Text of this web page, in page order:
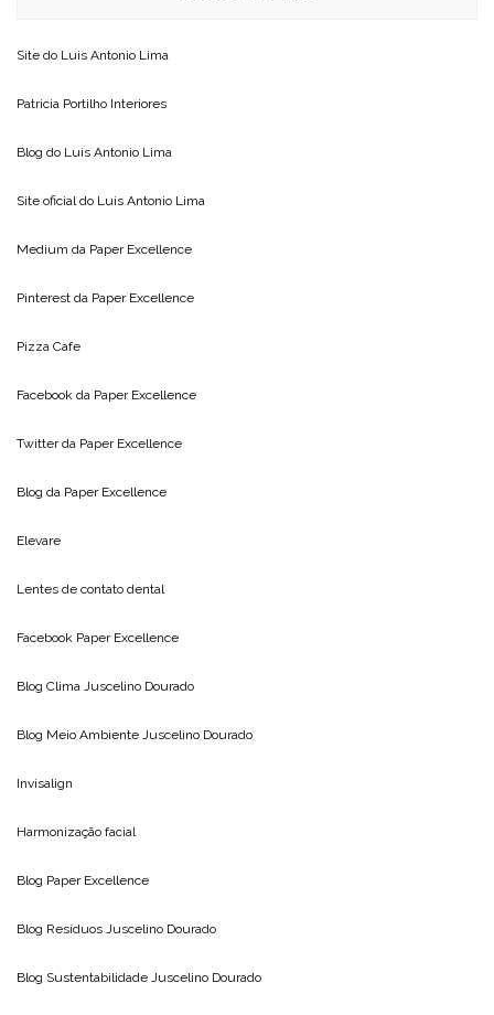
Site do Luis Antonio Lima
Patricia Portilho Interiores
Blog do Luis Antonio Lima
Site oficial do Luis Antonio Lima
Medium da Paper Excellence
Pinterest da Paper Excellence
Pizza Cafe
Facebook da Paper Excellence
Twitter da Paper Excellence
Blog da Paper Excellence
Elevare
Lentes de contato dental
Facebook Paper Excellence
Blog Clima Juscelino Dourado
Blog Meio Ambiente Juscelino Dourado
Invisalign
Harmonização facial
Blog Paper Excellence
Blog Resíduos Juscelino Dourado
Blog Sustentabilidade Juscelino Dourado